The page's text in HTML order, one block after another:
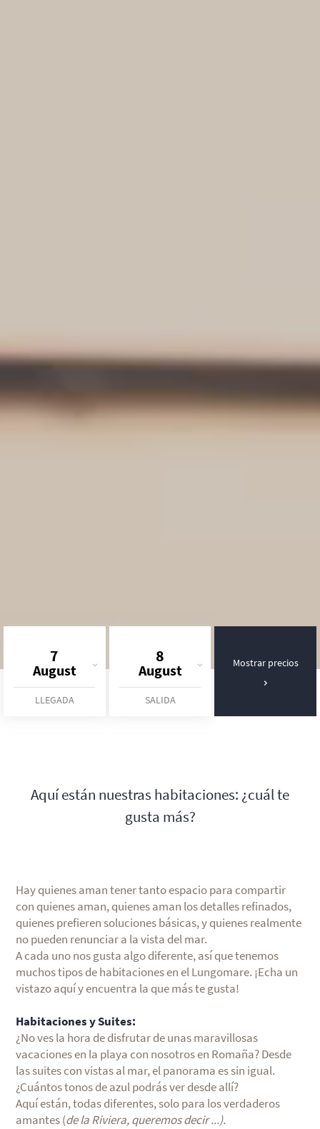
7
August
LLEGADA
8
August
SALIDA
Mostrar precios
Aquí están nuestras habitaciones: ¿cuál te
gusta más?
Hay quienes aman tener tanto espacio para compartir
con quienes aman, quienes aman los detalles refinados,
quienes prefieren soluciones básicas, y quienes realmente
no pueden renunciar a la vista del mar.
A cada uno nos gusta algo diferente, así que tenemos
muchos tipos de habitaciones en el Lungomare. ¡Echa un
vistazo aquí y encuentra la que más te gusta!
Habitaciones y Suites:
¿No ves la hora de disfrutar de unas maravillosas
vacaciones en la playa con nosotros en Romaña? Desde
las suites con vistas al mar, el panorama es sin igual.
¿Cuántos tonos de azul podrás ver desde allí?
Aquí están, todas diferentes, solo para los verdaderos
amantes (de la Riviera, queremos decir ...).